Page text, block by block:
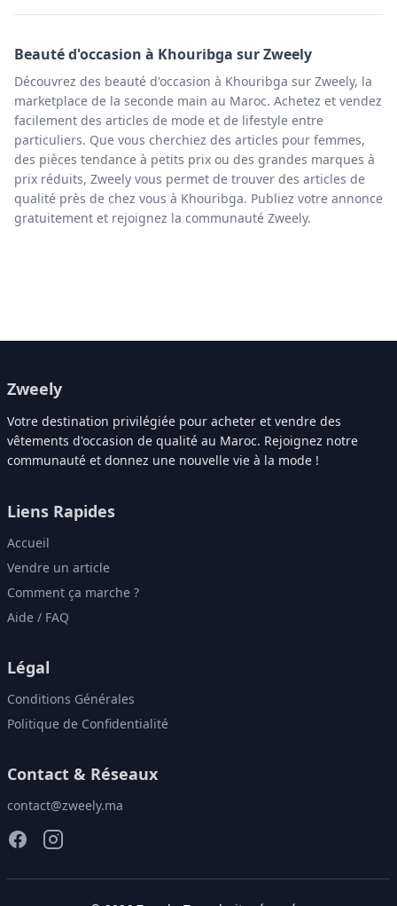
Beautéd'occasion à Khouribga sur Zweely
Découvrez des beauté d'occasion à Khouribga sur Zweely, la
marketplace de la seconde main au Maroc. Achetez et vendez
facilement des articles de mode et de lifestyle entre
particuliers. Que vous cherchiez des articles pour femmes,
des pièces tendance à petits prix ou des grandes marques à
prix réduits, Zweely vous permet de trouver des articles de
qualité près de chez vous à Khouribga. Publiez votre annonce
gratuitement et rejoignez la communauté Zweely.
Zweely
Votre destination privilégiée pour acheter et vendre des
vêtements d'occasion de qualité au Maroc. Rejoignez notre
communauté et donnez une nouvelle vie à la mode !
Liens Rapides
Accueil
Vendre un article
Comment ça marche ?
Aide / FAQ
Légal
Conditions Générales
Politique de Confidentialité
Contact & Réseaux
contact@zweely.ma